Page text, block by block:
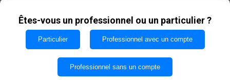
SAGRES 50cl BTE TERRA FRANCA, ROSE 75cl
utilisant nos services, vous acceptez notre utilisation
des cookies.
OK
Êtes-vous un professionnel ou un particulier ?
Particulier Professionnel avec un compte
Professionnel sans un compte